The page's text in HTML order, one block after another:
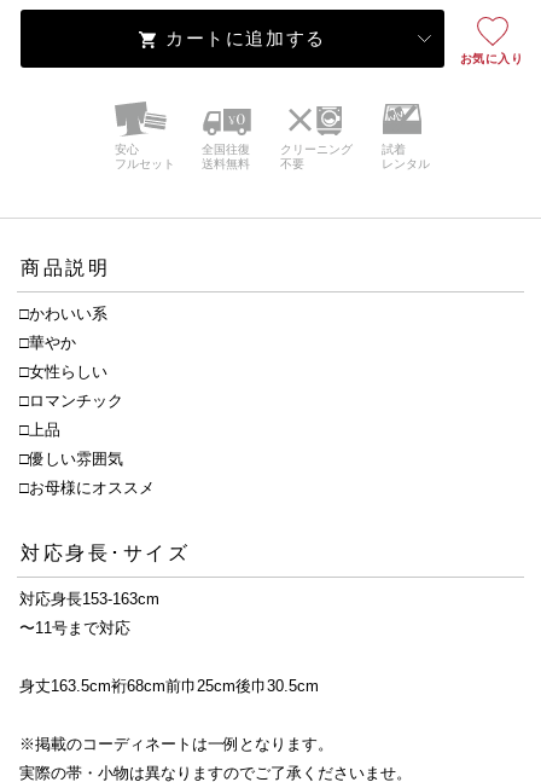
カートに追加する
お気に入り
安心
フルセット
全国往復
送料無料
クリーニング
不要
試着
レンタル
商品説明
□かわいい系
□華やか
□女性らしい
□ロマンチック
□上品
□優しい雰囲気
□お母様にオススメ
対応身長･サイズ
対応身長153-163cm
〜11号まで対応
身丈163.5cm裄68cm前巾25cm後巾30.5cm
※掲載のコーディネートは一例となります。
実際の帯・小物は異なりますのでご了承くださいませ。